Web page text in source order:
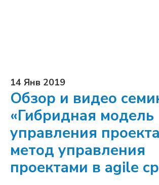
14 Янв 2019
Обзор и видео
«Гибридная модель
управления
метод управления
проектами в agile